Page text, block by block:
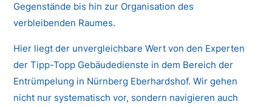
Gegenstände bis hin zur Organisation des
verbleibenden Raumes.
Hier liegt der unvergleichbare Wert von den Experten
der Tipp-Topp Gebäudedienste in dem Bereich der
Entrümpelung in Nürnberg Eberhardshof. Wir gehen
nicht nur systematisch vor, sondern navigieren auch